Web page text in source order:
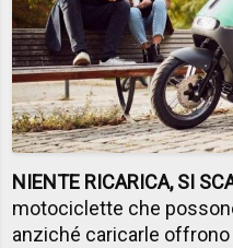
NIENTE RICARICA, SI
motociclette che
anziché caricarle offrono